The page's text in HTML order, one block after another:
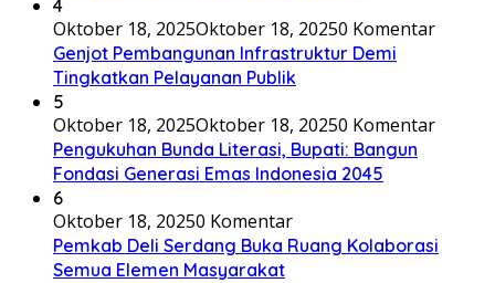
4
Oktober 18, 2025Oktober 18, 20250 Komentar
Genjot Pembangunan Infrastruktur Demi
Tingkatkan Pelayanan Publik
5
Oktober 18, 2025Oktober 18, 20250 Komentar
Pengukuhan Bunda Literasi, Bupati: Bangun
Fondasi Generasi Emas Indonesia 2045
6
Oktober 18, 20250 Komentar
Pemkab Deli Serdang Buka Ruang Kolaborasi
Semua Elemen Masyarakat